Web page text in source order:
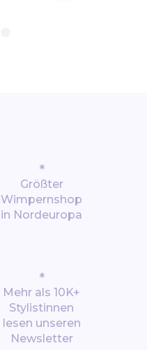
*
Größter
Wimpernshop
in Nordeuropa
*
Mehr als 10K+
Stylistinnen
lesen unseren
Newsletter